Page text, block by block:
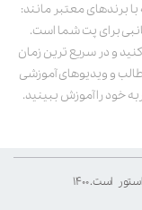
برندهای معتبر مانند:
برای پت شما است.
و در سریع ترین زمان
و ویدیوهای آموزشی
خود را آموزش ببینید.
است. ۱۴۰۰